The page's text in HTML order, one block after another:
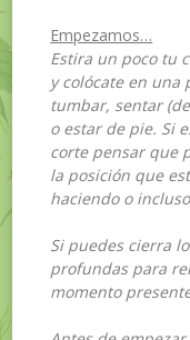
Empezamos…
Estira un poco tu
y colócate en una
tumbar, sentar
o estar de pie. Si
corte pensar que
la posición que
haciendo o
Si puedes cierra
profundas para
momento